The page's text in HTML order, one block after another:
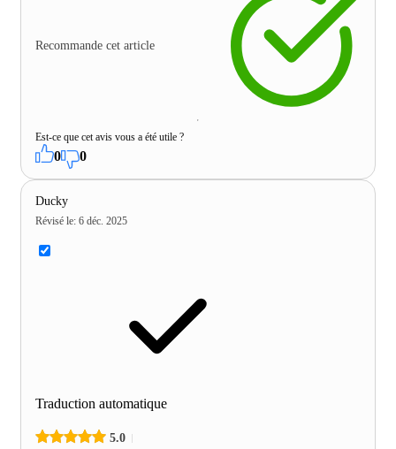
Recommande cet article
Est-ce que cet avis vous a été utile ?
0 0
Ducky
Révisé le: 6 déc. 2025
Traduction automatique
5.0